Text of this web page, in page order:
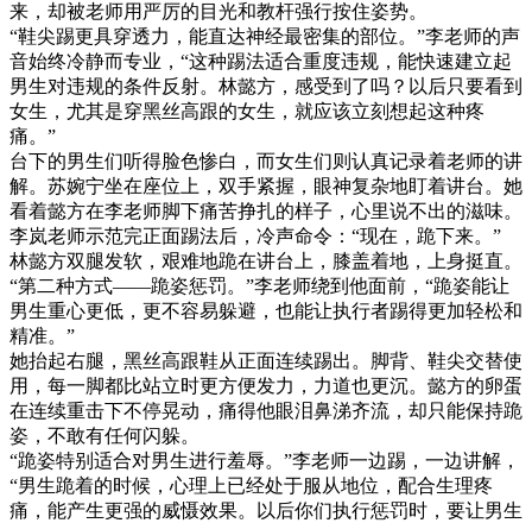
来，却被老师用严厉的目光和教杆强行按住姿势。
“鞋尖踢更具穿透力，能直达神经最密集的部位。”李老师的声
音始终冷静而专业，“这种踢法适合重度违规，能快速建立起
男生对违规的条件反射。林懿方，感受到了吗？以后只要看到
女生，尤其是穿黑丝高跟的女生，就应该立刻想起这种疼
痛。”
台下的男生们听得脸色惨白，而女生们则认真记录着老师的讲
解。苏婉宁坐在座位上，双手紧握，眼神复杂地盯着讲台。她
看着懿方在李老师脚下痛苦挣扎的样子，心里说不出的滋味。
李岚老师示范完正面踢法后，冷声命令：“现在，跪下来。”
林懿方双腿发软，艰难地跪在讲台上，膝盖着地，上身挺直。
“第二种方式——跪姿惩罚。”李老师绕到他面前，“跪姿能让
男生重心更低，更不容易躲避，也能让执行者踢得更加轻松和
精准。”
她抬起右腿，黑丝高跟鞋从正面连续踢出。脚背、鞋尖交替使
用，每一脚都比站立时更方便发力，力道也更沉。懿方的卵蛋
在连续重击下不停晃动，痛得他眼泪鼻涕齐流，却只能保持跪
姿，不敢有任何闪躲。
“跪姿特别适合对男生进行羞辱。”李老师一边踢，一边讲解，
“男生跪着的时候，心理上已经处于服从地位，配合生理疼
痛，能产生更强的威慑效果。以后你们执行惩罚时，要让男生